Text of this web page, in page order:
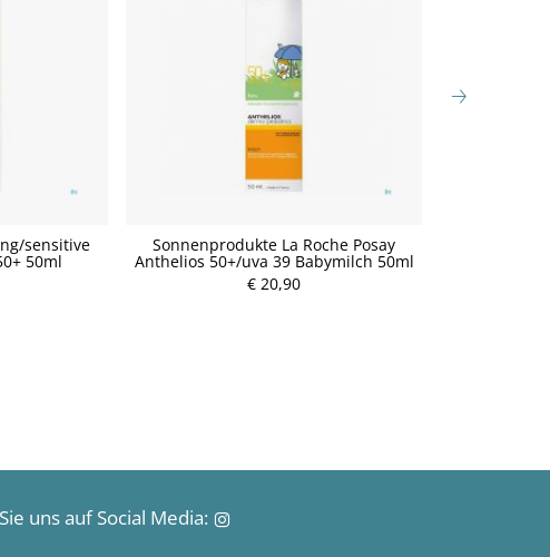
sensitive
50ml
Sonnenprodukte La Roche Posay
Anthelios 50+/uva 39 Babymilch 50ml
€ 20,90
P
uns auf Social Media: